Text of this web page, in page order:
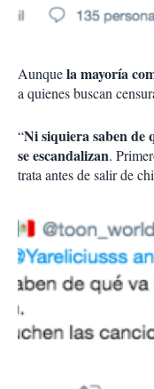
Aunquela mayoría
a quienes buscan
“Ni siquiera saben de
se escandalizan.
trata antes de salir de